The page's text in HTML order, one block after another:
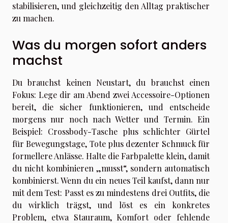
stabilisieren, und gleichzeitig den Alltag praktischer
zu machen.
Was du morgen sofort anders
machst
Du brauchst keinen Neustart, du brauchst einen
Fokus: Lege dir am Abend zwei Accessoire-Optionen
bereit, die sicher funktionieren, und entscheide
morgens nur noch nach Wetter und Termin. Ein
Beispiel: Crossbody-Tasche plus schlichter Gürtel
für Bewegungstage, Tote plus dezenter Schmuck für
formellere Anlässe. Halte die Farbpalette klein, damit
du nicht kombinieren „musst“, sondern automatisch
kombinierst. Wenn du ein neues Teil kaufst, dann nur
mit dem Test: Passt es zu mindestens drei Outfits, die
du wirklich trägst, und löst es ein konkretes
Problem, etwa Stauraum, Komfort oder fehlende